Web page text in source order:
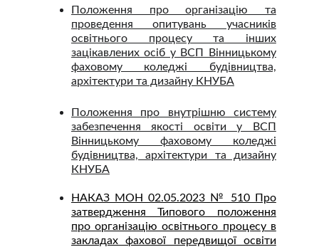
Положення про організацію та
проведення опитувань учасників
освітнього процесу та інших
зацікавлених осіб у ВСП Вінницькому
фаховому коледжі будівництва,
архітектури та дизайну КНУБА
Положення про внутрішню систему
забезпечення якості освіти у ВСП
Вінницькому фаховому коледжі
будівництва, архітектури та дизайну
КНУБА
НАКАЗ МОН 02.05.2023 № 510 Про
затвердження Типового положення
про організацію освітнього процесу в
закладах фахової передвищої освіти